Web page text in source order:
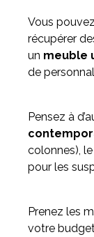
Vous
récupérer
un meuble
de
Pensez à
colonnes),
pour les
Prenez les
votre